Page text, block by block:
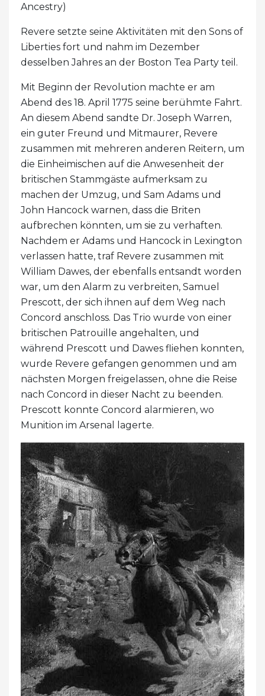
Ancestry)
Revere setzte seine Aktivitäten mit den Sons of
Liberties fort und nahm im Dezember
desselben Jahres an der Boston Tea Party teil.
Mit Beginn der Revolution machte er am
Abend des 18. April 1775 seine berühmte Fahrt.
An diesem Abend sandte Dr. Joseph Warren,
ein guter Freund und Mitmaurer, Revere
zusammen mit mehreren anderen Reitern, um
die Einheimischen auf die Anwesenheit der
britischen Stammgäste aufmerksam zu
machen der Umzug, und Sam Adams und
John Hancock warnen, dass die Briten
aufbrechen könnten, um sie zu verhaften.
Nachdem er Adams und Hancock in Lexington
verlassen hatte, traf Revere zusammen mit
William Dawes, der ebenfalls entsandt worden
war, um den Alarm zu verbreiten, Samuel
Prescott, der sich ihnen auf dem Weg nach
Concord anschloss. Das Trio wurde von einer
britischen Patrouille angehalten, und
während Prescott und Dawes fliehen konnten,
wurde Revere gefangen genommen und am
nächsten Morgen freigelassen, ohne die Reise
nach Concord in dieser Nacht zu beenden.
Prescott konnte Concord alarmieren, wo
Munition im Arsenal lagerte.